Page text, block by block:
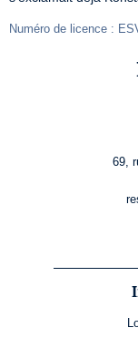
Numéro de licence :
69,